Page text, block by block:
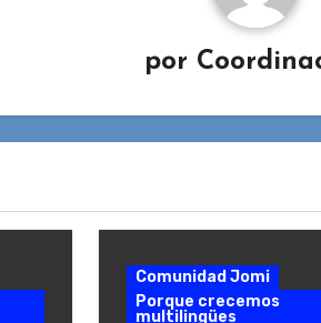
por
Comunidad Jomi
Porque crecemos
multilingües